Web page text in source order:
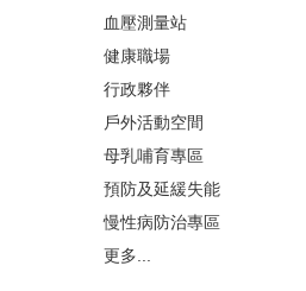
血壓測量站
健康職場
行政夥伴
戶外活動空間
母乳哺育專區
預防及延緩失能
慢性病防治專區
更多...